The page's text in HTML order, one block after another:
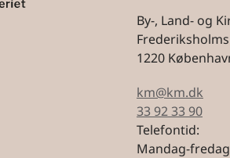
By-, Land- og
Frederiksholms
1220
km@km.dk
33 92 33 90
Telefontid:
Mandag-